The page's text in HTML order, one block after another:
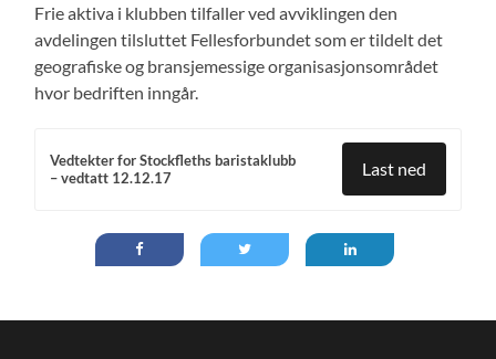
Frie aktiva i klubben tilfaller ved avviklingen den
avdelingen tilsluttet Fellesforbundet som er tildelt det
geografiske og bransjemessige organisasjonsområdet
hvor bedriften inngår.
Vedtekter for Stockfleths baristaklubb
– vedtatt 12.12.17
Last ned